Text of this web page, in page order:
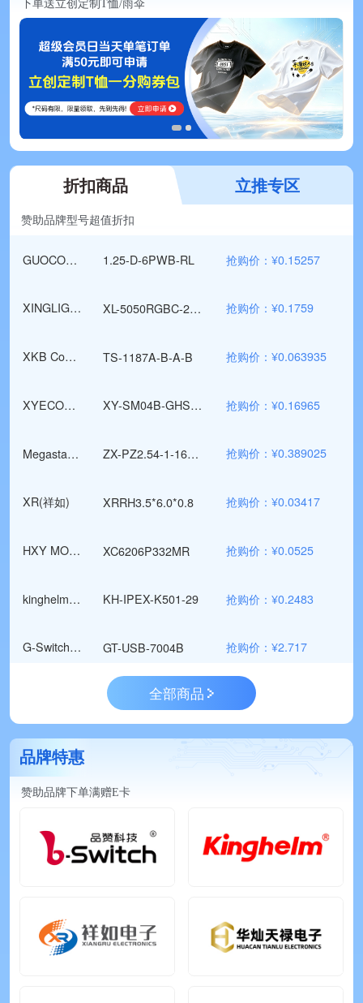
下单送立创定制T恤/雨伞
折扣商品 立推专区
赞助品牌型号超值折扣
HCTL(华灿天禄) HC-1.25-2PWT
GUOCONN(国连) 1.25-D-6PWB-RL 抢购价：¥0.15257
XINGLIGHT(成兴光) XL-5050RGBC-2812B 抢购价：¥0.1759
XKB Connection(中国星坤) TS-1187A-B-A-B 抢购价：¥0.063935
XYECONN(辛译) XY-SM04B-GHS-TB 抢购价：¥0.16965
Megastar(兆星) ZX-PZ2.54-1-16PZZ 抢购价：¥0.389025
XR(祥如) XRRH3.5*6.0*0.8 抢购价：¥0.03417
HXY MOSFET(华轩阳电子) XC6206P332MR 抢购价：¥0.0525
kinghelm(金航标) KH-IPEX-K501-29 抢购价：¥0.2483
G-Switch(品赞) GT-USB-7004B 抢购价：¥2.717
HC-XHB-T-05 抢购价：¥0.05
GUOCONN(国连) 抢购价：¥0.17841
XINGLIGHT(成兴光)
TS-1101-C-W 抢购价：¥0.149435
Megastar(兆星) ZX-SH1.0-4PWT 抢购价：¥0.243675
全部商品
品牌特惠
赞助品牌下单满赠E卡